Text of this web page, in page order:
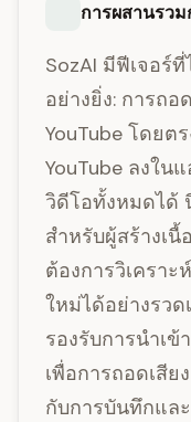
การผสานรว
SozAI มีฟีเจอร์
อย่างยิ่ง: การถอ
YouTube โดยต
YouTube ลงใน
วิดีโอทั้งหมดได้
สำหรับผู้สร้างเ
ต้องการวิเคราะ
ใหม่ได้อย่างรว
รองรับการนำเข้
เพื่อการถอดเสี
กับการบันทึกแล